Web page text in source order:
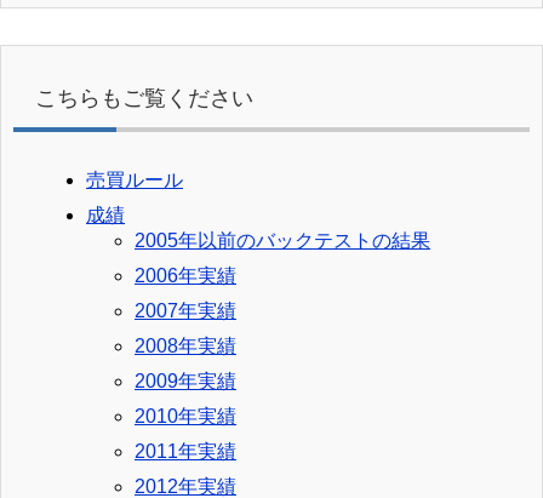
イ
こちらもご覧ください
売買ルール
成績
2005年以前のバックテストの結果
2006年実績
2007年実績
2008年実績
2009年実績
2010年実績
2011年実績
2012年実績